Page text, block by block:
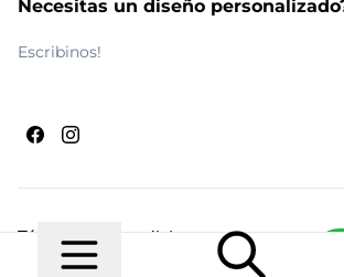
Necesitas un diseño
Escribinos!
© 2026 Maldito RamónRealizado por
Términos y condiciones